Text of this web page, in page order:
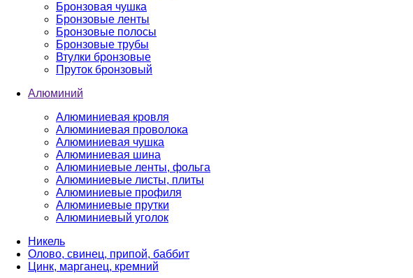
Бронзовая чушка
Бронзовые ленты
Бронзовые полосы
Бронзовые трубы
Втулки бронзовые
Пруток бронзовый
Алюминий
Алюминиевая кровля
Алюминиевая проволока
Алюминиевая чушка
Алюминиевая шина
Алюминиевые ленты, фольга
Алюминиевые листы, плиты
Алюминиевые профиля
Алюминиевые прутки
Алюминиевый уголок
Никель
Олово, свинец, припой, баббит
Цинк, марганец, кремний